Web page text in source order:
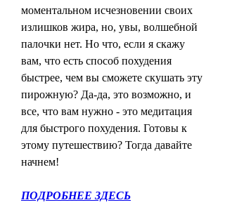
моментальном исчезновении своих
излишков жира, но, увы, волшебной
палочки нет. Но что, если я скажу
вам, что есть способ похудения
быстрее, чем вы сможете скушать эту
пирожную? Да-да, это возможно, и
все, что вам нужно - это медитация
для быстрого похудения. Готовы к
этому путешествию? Тогда давайте
начнем!
ПОДРОБНЕЕ ЗДЕСЬ